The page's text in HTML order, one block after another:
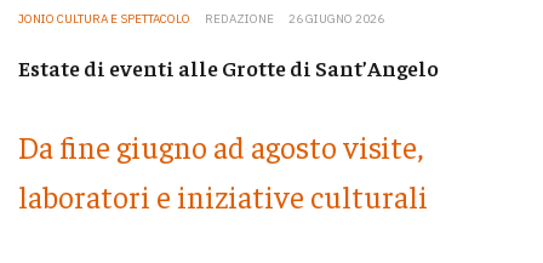
JONIO CULTURA E SPETTACOLO REDAZIONE 26 GIUGNO 2026
Estate di eventi alle Grotte di Sant’Angelo
Da fine giugno ad agosto visite,
laboratori e iniziative culturali